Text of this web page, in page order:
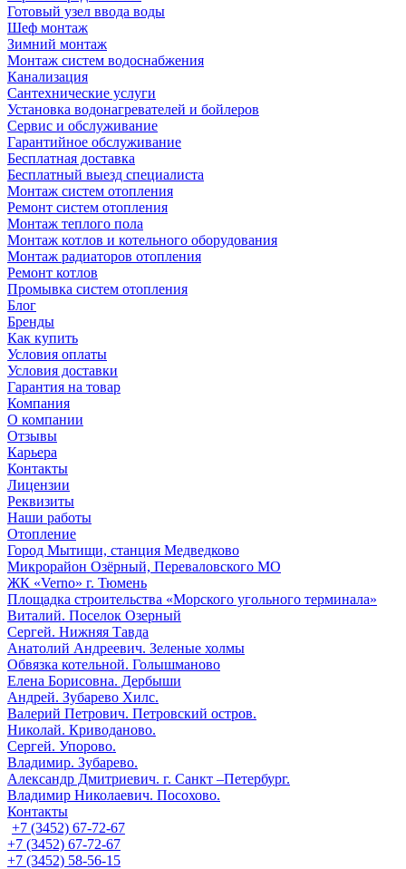
Готовый узел ввода воды
Шеф монтаж
Зимний монтаж
Монтаж систем водоснабжения
Канализация
Сантехнические услуги
Установка водонагревателей и бойлеров
Сервис и обслуживание
Гарантийное обслуживание
Бесплатная доставка
Бесплатный выезд специалиста
Монтаж систем отопления
Ремонт систем отопления
Монтаж теплого пола
Монтаж котлов и котельного оборудования
Монтаж радиаторов отопления
Ремонт котлов
Промывка систем отопления
Блог
Бренды
Как купить
Условия оплаты
Условия доставки
Гарантия на товар
Компания
О компании
Отзывы
Карьера
Контакты
Лицензии
Реквизиты
Наши работы
Отопление
Город Мытищи, станция Медведково
Микрорайон Озёрный, Переваловского МО
ЖК «Verno» г. Тюмень
Площадка строительства «Морского угольного терминала»
Виталий. Поселок Озерный
Сергей. Нижняя Тавда
Анатолий Андреевич. Зеленые холмы
Обвязка котельной. Голышманово
Елена Борисовна. Дербыши
Андрей. Зубарево Хилс.
Валерий Петрович. Петровский остров.
Николай. Криводаново.
Сергей. Упорово.
Владимир. Зубарево.
Александр Дмитриевич. г. Санкт –Петербург.
Владимир Николаевич. Посохово.
Контакты
+7 (3452) 67-72-67
+7 (3452) 67-72-67
+7 (3452) 58-56-15